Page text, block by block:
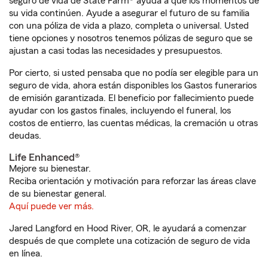
su vida continúen. Ayude a asegurar el futuro de su familia
con una póliza de vida a plazo, completa o universal. Usted
tiene opciones y nosotros tenemos pólizas de seguro que se
ajustan a casi todas las necesidades y presupuestos.
Por cierto, si usted pensaba que no podía ser elegible para un
seguro de vida, ahora están disponibles los Gastos funerarios
de emisión garantizada. El beneficio por fallecimiento puede
ayudar con los gastos finales, incluyendo el funeral, los
costos de entierro, las cuentas médicas, la cremación u otras
deudas.
Life Enhanced®
Mejore su bienestar.
Reciba orientación y motivación para reforzar las áreas clave
de su bienestar general.
Aquí puede ver más.
Jared Langford en Hood River, OR, le ayudará a comenzar
después de que complete una cotización de seguro de vida
en línea.